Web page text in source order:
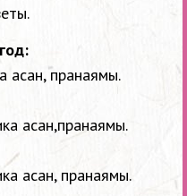
асан, пранаямы.
асан,пранаямы.
асан, пранаямы.